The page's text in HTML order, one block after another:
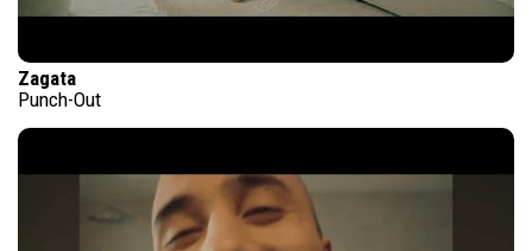
Zagata
Punch-Out